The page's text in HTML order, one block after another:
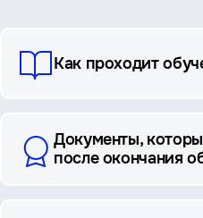
вопросы
Как проходит
Документы,
после окончания